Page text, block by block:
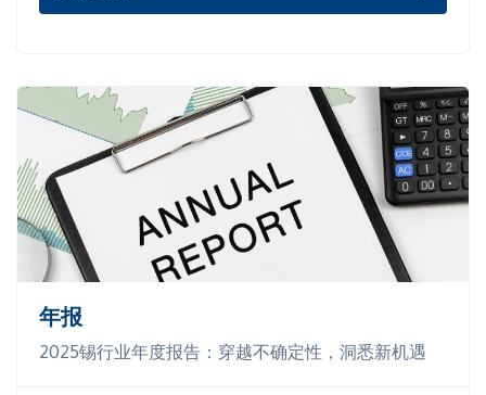
年报
2025锡行业年度报告：穿越不确定性，洞悉新机遇